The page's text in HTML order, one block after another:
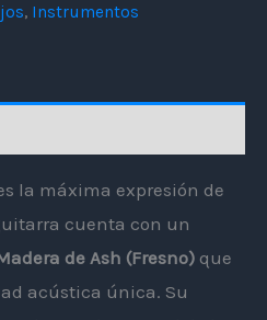
, Instrumentos
la máxima expresión de
cuenta con un
de Ash (Fresno) que
acústica única. Su